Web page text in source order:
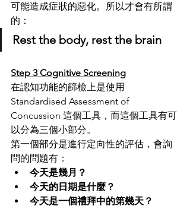
可能造成症狀的惡化。所以才會有所謂
的：
Rest the body, rest the brain
Step 3 Cognitive Screening
在認知功能的篩檢上是使用
Standardised Assessment of
Concussion 這個工具，而這個工具有可
以分為三個小部分。
第一個部分是進行定向性的評估，會詢
問的問題有：
今天是幾月？
今天的日期是什麼？
今天是一個禮拜中的第幾天？